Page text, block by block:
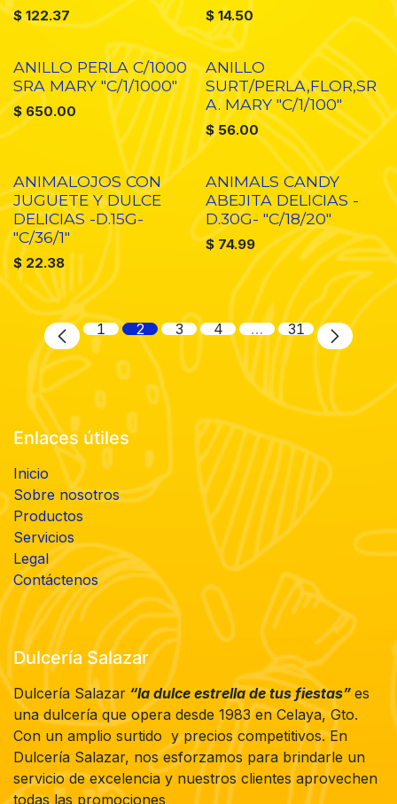
$122.37 $ 14.50
ANILLO PERLA C/1000
SRA MARY "C/1/1000"
$ 650.00
ANILLO
SURT/PERLA,FLOR,SR
A. MARY "C/1/100"
$56.00
ANIMALOJOS CON
JUGUETE Y DULCE
DELICIAS -D.15G-
"C/36/1"
$22.38
ANIMALS CANDY
ABEJITA DELICIAS -
D.30G- "C/18/20"
$ 74.99
1 2 3 4 … 31
Enlaces útiles
Inicio
Sobre nosotros
Productos
Servicios
Legal
Contáctenos
Dulcería Salazar
Dulcería Salazar “la dulce estrella de tus fiestas” es
una dulcería que opera desde 1983 en Celaya, Gto.
Con un amplio surtido y precios competitivos. En
Dulcería Salazar, nos esforzamos para brindarle un
servicio de excelencia y nuestros clientes aprovechen
todas las promociones